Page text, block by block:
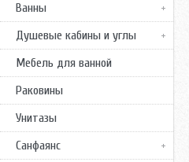
Ванны
Душевые кабины и углы
Мебель для ванной
Раковины
Унитазы
Санфаянс